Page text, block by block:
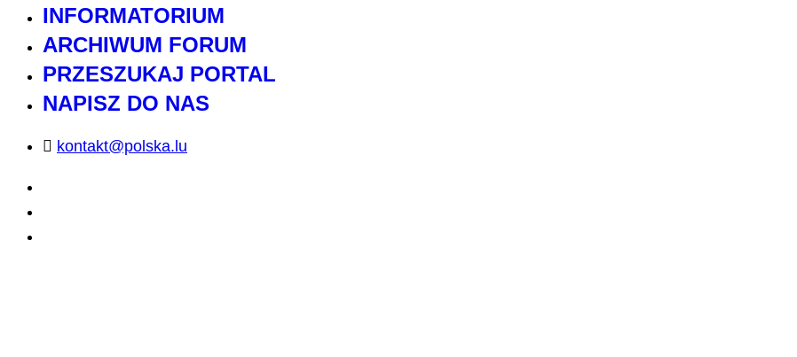
INFORMATORIUM
ARCHIWUM FORUM
PRZESZUKAJ PORTAL
NAPISZ DO NAS
kontakt@polska.lu